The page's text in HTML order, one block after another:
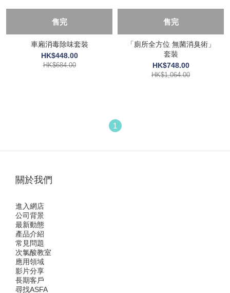
售完
車廂消毒除味套裝
HK$448.00
HK$684.00
售完
「廁所全方位 無菌消臭術」
套裝
HK$748.00
HK$1,064.00
1
關於我們
進入網店
公司背景
最新動態
產品介紹
常見問題
次氯酸教室
應用領域
影片分享
長期客戶
尋找ASFA